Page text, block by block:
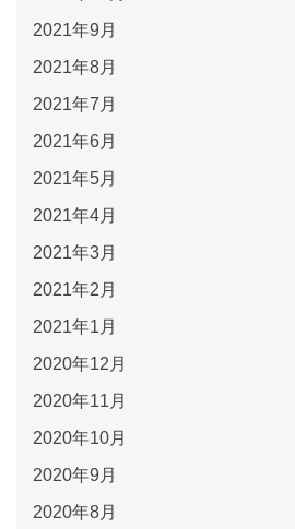
2021年9月
2021年8月
2021年7月
2021年6月
2021年5月
2021年4月
2021年3月
2021年2月
2021年1月
2020年12月
2020年11月
2020年10月
2020年9月
2020年8月